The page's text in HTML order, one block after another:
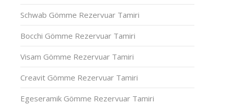
Schwab Gömme Rezervuar Tamiri
Bocchi Gömme Rezervuar Tamiri
Visam Gömme Rezervuar Tamiri
Creavit Gömme Rezervuar Tamiri
Egeseramik Gömme Rezervuar Tamiri